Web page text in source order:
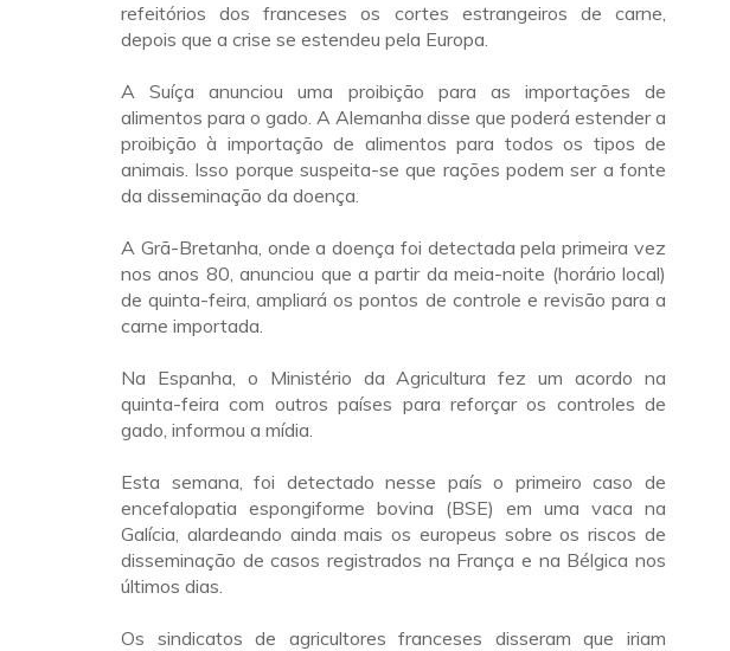
refeitórios dos franceses os cortes estrangeiros de carne,
depois que a crise se estendeu pela Europa.
A Suíça anunciou uma proibição para as importações de
alimentos para o gado. A Alemanha disse que poderá estender a
proibição à importação de alimentos para todos os tipos de
animais. Isso porque suspeita-se que rações podem ser a fonte
da disseminação da doença.
A Grã-Bretanha, onde a doença foi detectada pela primeira vez
nos anos 80, anunciou que a partir da meia-noite (horário local)
de quinta-feira, ampliará os pontos de controle e revisão para a
carne importada.
Na Espanha, o Ministério da Agricultura fez um acordo na
quinta-feira com outros países para reforçar os controles de
gado, informou a mídia.
Esta semana, foi detectado nesse país o primeiro caso de
encefalopatia espongiforme bovina (BSE) em uma vaca na
Galícia, alardeando ainda mais os europeus sobre os riscos de
disseminação de casos registrados na França e na Bélgica nos
últimos dias.
Os sindicatos de agricultores franceses disseram que iriam